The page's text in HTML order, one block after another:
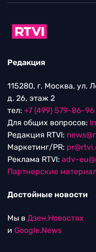
Редакция
115280, г. Москва, ул.
д. 26, этаж 2
тел: +7 (499) 579-86-96
Для общих вопросов:
Редакция RTVI:
Маркетинг/PR:
Реклама RTVI: adv-
Партнерские
Достойные новости
Мы в Дзен.Новостях
и Google.News